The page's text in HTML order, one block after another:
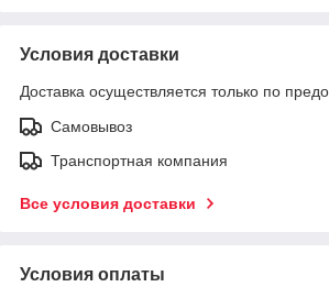
Условия доставки
Доставка осуществляется только по
Самовывоз
Транспортная компания
Все условия доставки
Условия оплаты